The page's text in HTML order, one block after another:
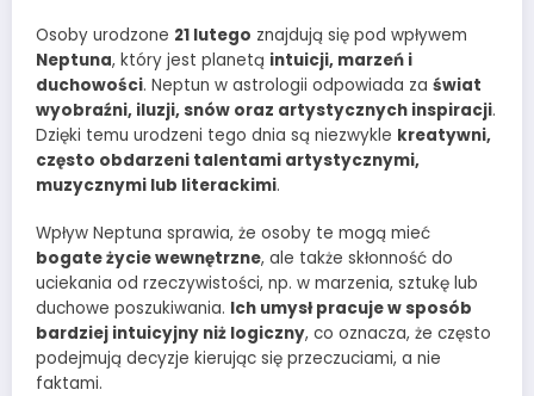
Osoby urodzone 21 lutego znajdują się pod wpływem
Neptuna, który jest planetą intuicji, marzeń i
duchowości. Neptun w astrologii odpowiada za świat
wyobraźni, iluzji, snów oraz artystycznych inspiracji.
Dzięki temu urodzeni tego dnia są niezwykle kreatywni,
często obdarzeni talentami artystycznymi,
muzycznymi lub literackimi.
Wpływ Neptuna sprawia, że osoby te mogą mieć
bogate życie wewnętrzne, ale także skłonność do
uciekania od rzeczywistości, np. w marzenia, sztukę lub
duchowe poszukiwania. Ich umysł pracuje w sposób
bardziej intuicyjny niż logiczny, co oznacza, że często
podejmują decyzje kierując się przeczuciami, a nie
faktami.